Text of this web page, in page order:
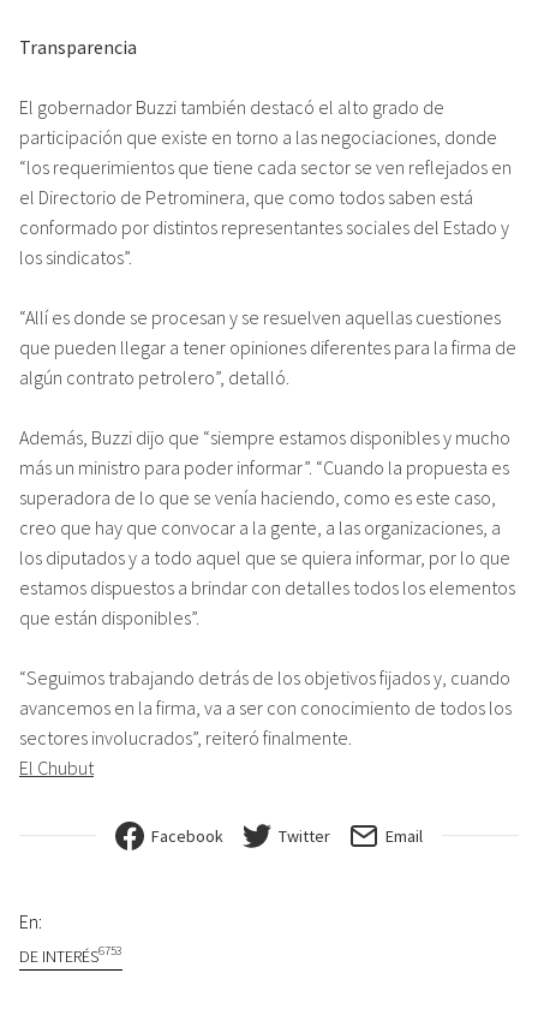
Transparencia
El gobernador Buzzi también destacó el alto grado de
participación que existe en torno a las negociaciones, donde
“los requerimientos que tiene cada sector se ven reflejados en
el Directorio de Petrominera, que como todos saben está
conformado por distintos representantes sociales del Estado y
los sindicatos”.
“Allí es donde se procesan y se resuelven aquellas cuestiones
que pueden llegar a tener opiniones diferentes para la firma de
algún contrato petrolero”, detalló.
Además, Buzzi dijo que “siempre estamos disponibles y mucho
más un ministro para poder informar”. “Cuando la propuesta es
superadora de lo que se venía haciendo, como es este caso,
creo que hay que convocar a la gente, a las organizaciones, a
los diputados y a todo aquel que se quiera informar, por lo que
estamos dispuestos a brindar con detalles todos los elementos
que están disponibles”.
“Seguimos trabajando detrás de los objetivos fijados y, cuando
avancemos en la firma, va a ser con conocimiento de todos los
sectores involucrados”, reiteró finalmente.
El Chubut
Facebook Twitter Email
En:
DE INTERÉS6753